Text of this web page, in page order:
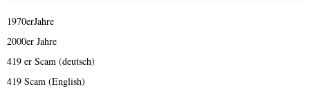
1970erJahre
2000er Jahre
419 er Scam (deutsch)
419 Scam (English)